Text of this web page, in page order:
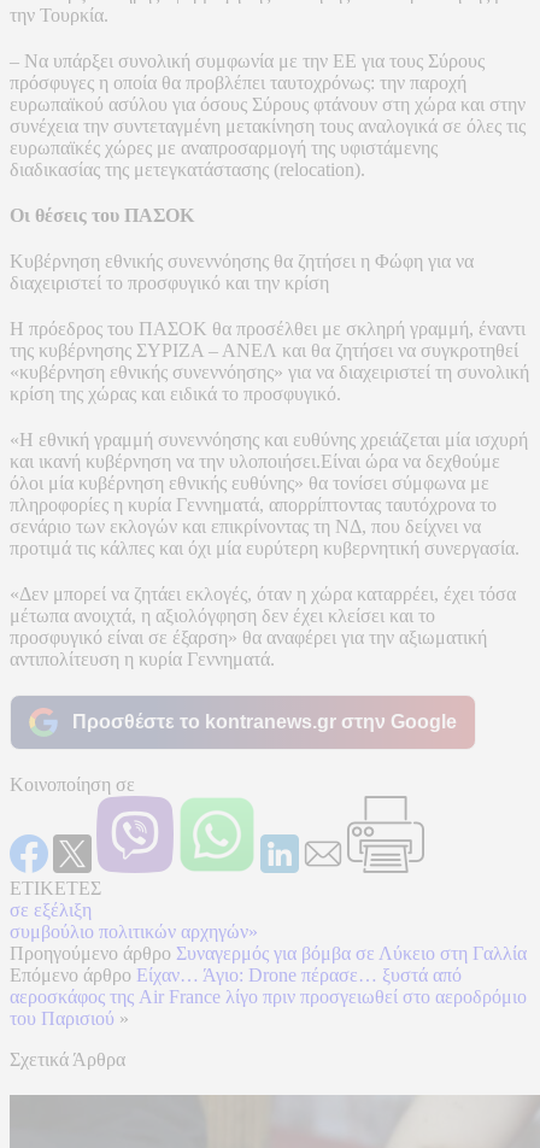
την Τουρκία.
– Να υπάρξει συνολική συμφωνία με την ΕΕ για τους Σύρους
πρόσφυγες η οποία θα προβλέπει ταυτοχρόνως: την παροχή
ευρωπαϊκού ασύλου για όσους Σύρους φτάνουν στη χώρα και στην
συνέχεια την συντεταγμένη μετακίνηση τους αναλογικά σε όλες τις
ευρωπαϊκές χώρες με αναπροσαρμογή της υφιστάμενης
διαδικασίας της μετεγκατάστασης (relocation).
Οι θέσεις του ΠΑΣΟΚ
Κυβέρνηση εθνικής συνεννόησης θα ζητήσει η Φώφη για να
διαχειριστεί το προσφυγικό και την κρίση
Η πρόεδρος του ΠΑΣΟΚ θα προσέλθει με σκληρή γραμμή, έναντι
της κυβέρνησης ΣΥΡΙΖΑ – ΑΝΕΛ και θα ζητήσει να συγκροτηθεί
«κυβέρνηση εθνικής συνεννόησης» για να διαχειριστεί τη συνολική
κρίση της χώρας και ειδικά το προσφυγικό.
«Η εθνική γραμμή συνεννόησης και ευθύνης χρειάζεται μία ισχυρή
και ικανή κυβέρνηση να την υλοποιήσει.Είναι ώρα να δεχθούμε
όλοι μία κυβέρνηση εθνικής ευθύνης» θα τονίσει σύμφωνα με
πληροφορίες η κυρία Γεννηματά, απορρίπτοντας ταυτόχρονα το
σενάριο των εκλογών και επικρίνοντας τη ΝΔ, που δείχνει να
προτιμά τις κάλπες και όχι μία ευρύτερη κυβερνητική συνεργασία.
«Δεν μπορεί να ζητάει εκλογές, όταν η χώρα καταρρέει, έχει τόσα
μέτωπα ανοιχτά, η αξιολόγφηση δεν έχει κλείσει και το
προσφυγικό είναι σε έξαρση» θα αναφέρει για την αξιωματική
αντιπολίτευση η κυρία Γεννηματά.
Προσθέστε το kontranews.gr στην Google
Κοινοποίηση σε
ΕΤΙΚΕΤΕΣ
σε εξέλιξη
συμβούλιο πολιτικών αρχηγών»
Προηγούμενο άρθρο Συναγερμός για βόμβα σε Λύκειο στη Γαλλία
Επόμενο άρθρο Είχαν… Άγιο: Drone πέρασε… ξυστά από
αεροσκάφος της Air France λίγο πριν προσγειωθεί στο αεροδρόμιο
του Παρισιού »
Σχετικά Άρθρα